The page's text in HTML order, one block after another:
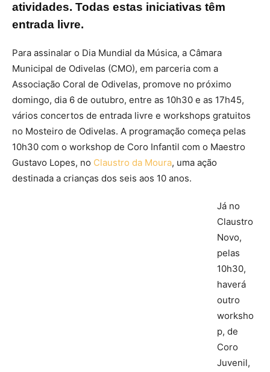
atividades. Todas estas iniciativas têm
entrada livre.
Para assinalar o Dia Mundial da Música, a Câmara
Municipal de Odivelas (CMO), em parceria com a
Associação Coral de Odivelas, promove no próximo
domingo, dia 6 de outubro, entre as 10h30 e as 17h45,
vários concertos de entrada livre e workshops gratuitos
no Mosteiro de Odivelas. A programação começa pelas
10h30 com o workshop de Coro Infantil com o Maestro
Gustavo Lopes, no Claustro da Moura, uma ação
destinada a crianças dos seis aos 10 anos.
Já no
Claustro
Novo,
pelas
10h30,
haverá
outro
worksho
p, de
Coro
Juvenil,